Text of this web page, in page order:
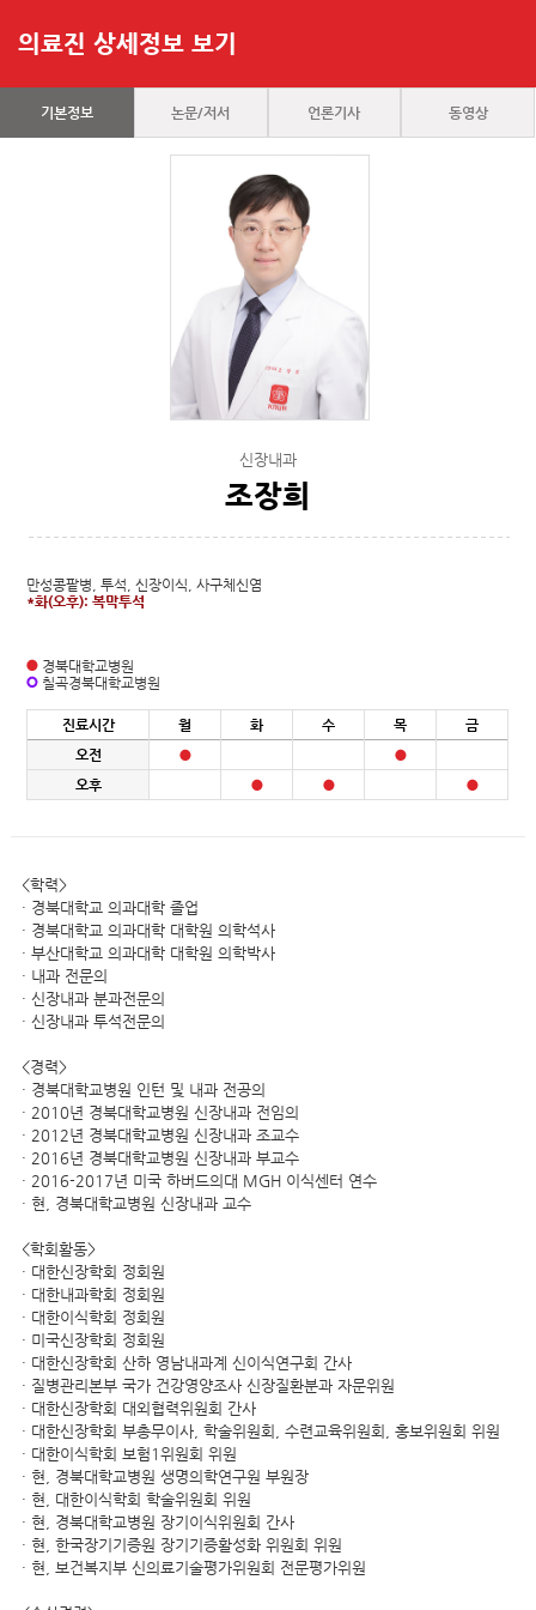
의료진 상세정보 보기
기본정보 논문/저서 언론기사 동영상
신장내과
조장희
만성콩팥병, 투석, 신장이식, 사구체신염
*화(오후): 복막투석
경북대학교병원
칠곡경북대학교병원
진료시간 월 화 수 목
금
오전
오후
<학력>
· 경북대학교 의과대학 졸업
· 경북대학교 의과대학 대학원 의학석사
· 부산대학교 의과대학 대학원 의학박사
· 내과 전문의
· 신장내과 분과전문의
· 신장내과 투석전문의
<경력>
· 경북대학교병원 인턴 및 내과 전공의
· 2010년 경북대학교병원 신장내과 전임의
· 2012년 경북대학교병원 신장내과 조교수
· 2016년 경북대학교병원 신장내과 부교수
· 2016-2017년 미국 하버드의대 MGH 이식센터 연수
· 현, 경북대학교병원 신장내과 교수
<학회활동>
· 대한신장학회 정회원
· 대한내과학회 정회원
· 대한이식학회 정회원
· 미국신장학회 정회원
· 대한신장학회 산하 영남내과계 신이식연구회 간사
· 질병관리본부 국가 건강영양조사 신장질환분과 자문위원
· 대한신장학회 대외협력위원회 간사
· 대한신장학회 부총무이사, 학술위원회, 수련교육위원회, 홍보위원회 위원
· 대한이식학회 보험1위원회 위원
· 현, 경북대학교병원 생명의학연구원 부원장
· 현, 대한이식학회 학술위원회 위원
· 현, 경북대학교병원 장기이식위원회 간사
· 현, 한국장기기증원 장기기증활성화 위원회 위원
· 현, 보건복지부 신의료기술평가위원회 전문평가위원